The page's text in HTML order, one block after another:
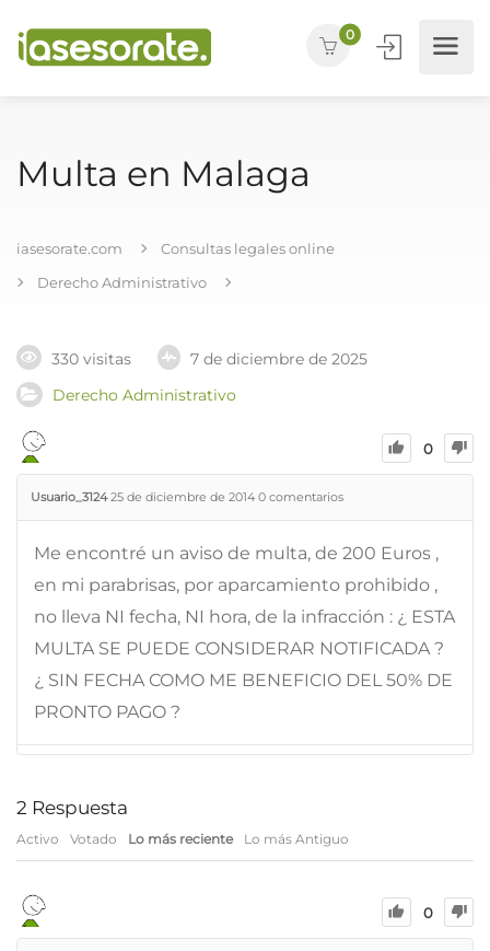
0
Multa en Malaga
iasesorate.com
Consultas legales online
Derecho Administrativo
330 visitas
7 de diciembre de 2025
Derecho Administrativo
0
Usuario_3124 25 de diciembre de 2014 0 comentarios
Me encontré un aviso de multa, de 200 Euros ,
en mi parabrisas, por aparcamiento prohibido ,
no lleva NI fecha, NI hora, de la infracción : ¿ ESTA
MULTA SE PUEDE CONSIDERAR NOTIFICADA ?
¿ SIN FECHA COMO ME BENEFICIO DEL 50% DE
PRONTO PAGO ?
2 Respuesta
Activo Votado Lo más reciente Lo más Antiguo
0